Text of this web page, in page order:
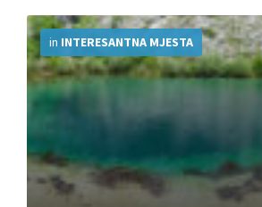
in INTERESANTNA MJESTA
More
Info